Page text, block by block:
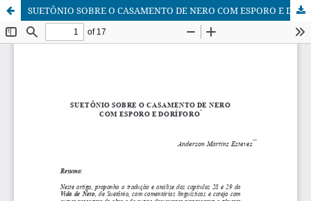
SUETÔNIO SOBRE O CASAMENTO DE NERO COM ESPORO E DORÍFORO